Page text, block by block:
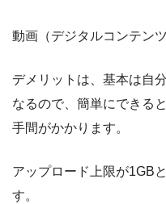
動画（デジタルコンテン
デメリットは、基本は自
なるので、簡単にできる
手間がかかります。
アップロード上限が1GB
す。